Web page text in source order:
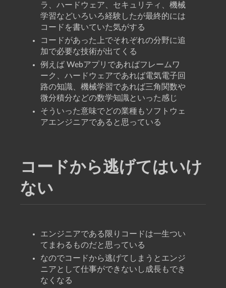
ラ、ハードウェア、セキュリティ、機械
学習などいろいろ経験したが最終的には
コードを書いていた気がする
コードがあった上でそれぞれの分野に追
加で必要な技術が出てくる
例えば Webアプリであればフレームワ
ーク、ハードウェアであれば電気電子回
路の知識、機械学習であれば三角関数や
微分積分などの数学知識といった感じ
そういった意味でどの業種もソフトウェ
アエンジニアであると思っている
コードから逃げてはいけ
ない
エンジニアである限りコードは一生つい
てまわるものだと思っている
なのでコードから逃げてしまうとエンジ
ニアとして仕事ができないし成長もでき
なくなる